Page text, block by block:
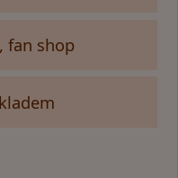
fan shop